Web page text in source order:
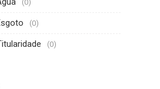
(0)
(0)
(0)